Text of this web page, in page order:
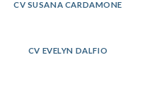
CV SUSANA CARDAMONE
CV EVELYN DALFIO